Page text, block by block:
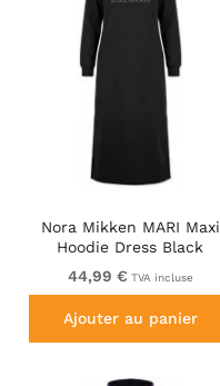
Nora Mikken MARI Maxi
Hoodie Dress Black
44,99 € TVA incluse
Ajouter au panier